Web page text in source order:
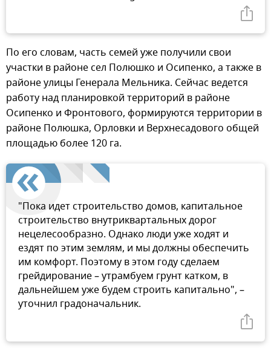
По его словам, часть семей уже получили свои
участки в районе сел Полюшко и Осипенко, а также в
районе улицы Генерала Мельника. Сейчас ведется
работу над планировкой территорий в районе
Осипенко и Фронтового, формируются территории в
районе Полюшка, Орловки и Верхнесадового общей
площадью более 120 га.
"Пока идет строительство домов, капитальное
строительство внутриквартальных дорог
нецелесообразно. Однако люди уже ходят и
ездят по этим землям, и мы должны обеспечить
им комфорт. Поэтому в этом году сделаем
грейдирование – утрамбуем грунт катком, в
дальнейшем уже будем строить капитально", –
уточнил градоначальник.